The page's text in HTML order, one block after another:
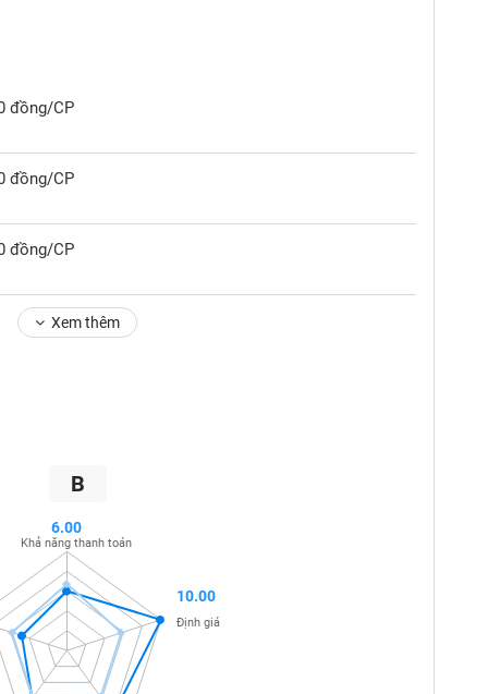
đồng/CP
đồng/CP
đồng/CP
Xem thêm
B
6.00
Khả năng thanh toán
10.00
Định giá